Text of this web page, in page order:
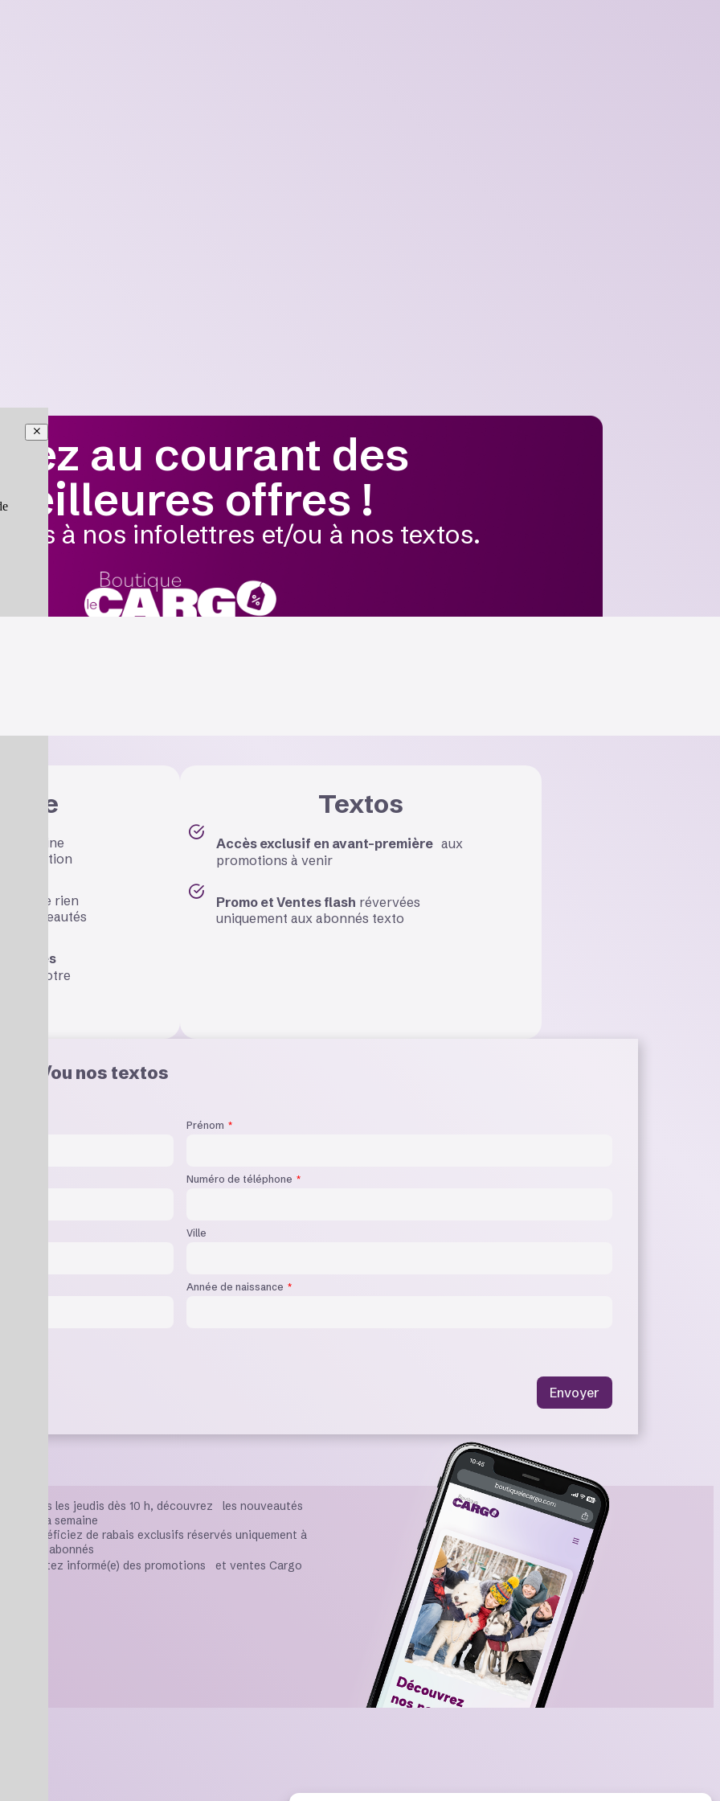
au courant des
offres !
à nos infolettres et/ou à nos textos.
prochaine
inscription
pour ne rien
nouveautés
et offres
votre
Textos
Accès exclusif en avant-première aux
promotions à venir
Promo et Ventes flash révervées
uniquement aux abonnés texto
et/ou nos textos
Prénom
Numéro de téléphone
Ville
Année de naissance
Envoyer
Tous les jeudis dès 10 h, découvrez les nouveautés
de la semaine
Bénéficiez de rabais exclusifs réservés uniquement à
nos abonnés
Restez informé(e) des promotions et ventes Cargo